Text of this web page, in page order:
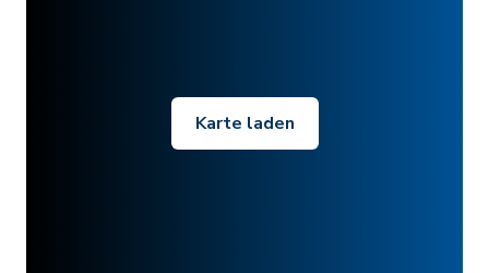
Karte laden